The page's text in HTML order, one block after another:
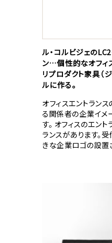
ル・コルビジェの
ン…個性的なオフィ
リプロダクト家具（
ルに作る。
オフィスエントラン
る関係者の企業イメ
す。 オフィスのエン
ランスがあります。
きな企業ロゴの設